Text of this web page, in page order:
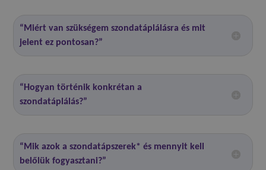
“Miért van szükségem szondatáplálásra és mit
jelent ez pontosan?”
“Hogyan történik konkrétan a
szondatáplálás?”
“Mik azok a szondatápszerek* és mennyit kell
belőlük fogyasztani?”